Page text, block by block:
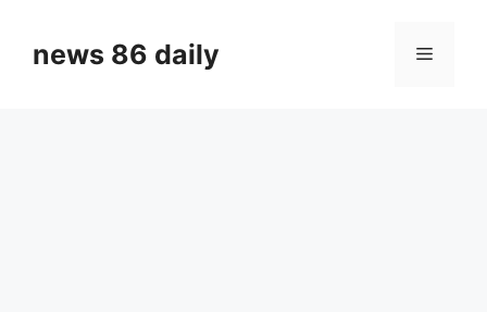
contentnews 86 daily Menu